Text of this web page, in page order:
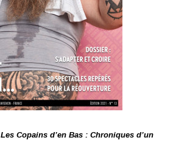
Les Copains d’en Bas : Chroniques d’un